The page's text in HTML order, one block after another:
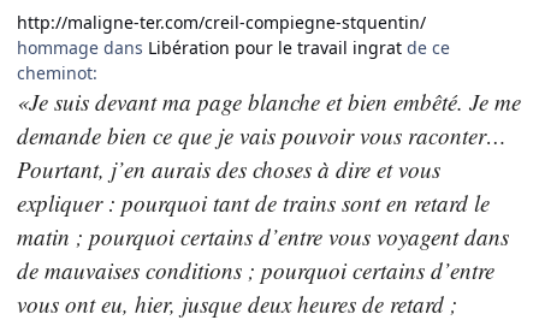
http://maligne-ter.com/creil-compiegne-stquentin/
hommage dans Libération pour le travail ingrat de ce
cheminot:
«Je suis devant ma page blanche et bien embêté. Je me
demande bien ce que je vais pouvoir vous raconter…
Pourtant, j’en aurais des choses à dire et vous
expliquer : pourquoi tant de trains sont en retard le
matin ; pourquoi certains d’entre vous voyagent dans
de mauvaises conditions ; pourquoi certains d’entre
vous ont eu, hier, jusque deux heures de retard ;